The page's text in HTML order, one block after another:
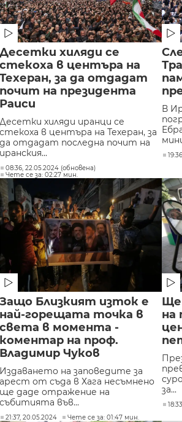
Десетки хиляди се
стекоха в центъра на
Техеран, за да отдадат
почит на президента
Раиси
Десетки хиляди иранци се
стекоха в центъра на Техеран, за
да отдадат последна почит на
иранския...
08:36, 22.05.2024 (обновена)
Чете се за: 02:27 мин.
В
Защо Близкият изток е
най-горещата точка в
света в момента -
коментар на проф.
Владимир Чуков
Издаването на заповедите за
арест от съда в Хага несъмнено
ще даде отражение на
събитията във...
21:37, 20.05.2024 Чете се за: 01:47 мин.
Ще
на
за...